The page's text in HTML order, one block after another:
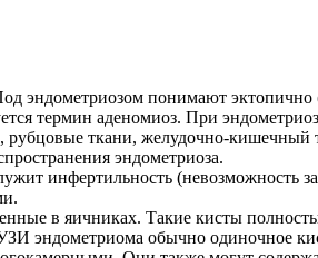
эндометриозом понимают
термин аденомиоз. При
рубцовые ткани, желудочно-
эндометриоза.
инфертильность (невозможность
в яичниках. Такие кисты
эндометриома обычно одиночное